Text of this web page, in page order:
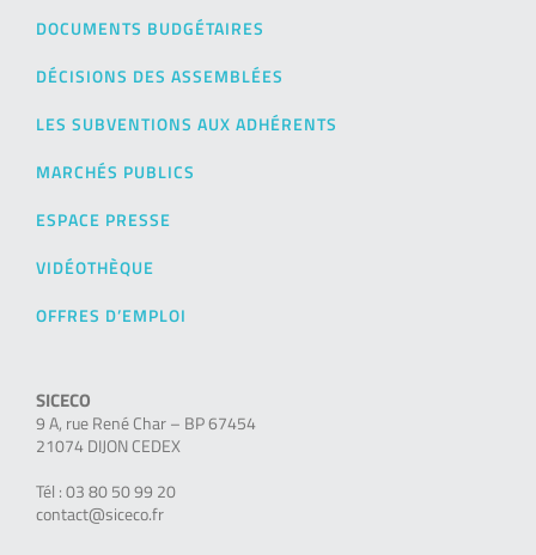
DOCUMENTS BUDGÉTAIRES
DÉCISIONS DES ASSEMBLÉES
LES SUBVENTIONS AUX ADHÉRENTS
MARCHÉS PUBLICS
ESPACE PRESSE
VIDÉOTHÈQUE
OFFRES D’EMPLOI
SICECO
9 A, rue René Char – BP 67454
21074 DIJON CEDEX
Tél : 03 80 50 99 20
contact@siceco.fr